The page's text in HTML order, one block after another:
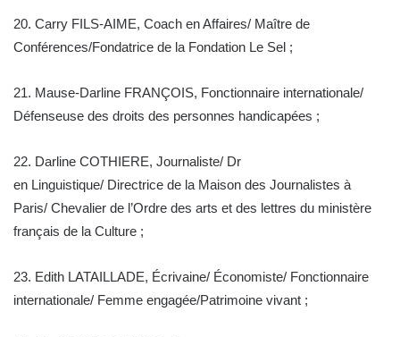
20. Carry FILS-AIME, Coach en Affaires/ Maître de
Conférences/Fondatrice de la Fondation Le Sel ;
21. Mause-Darline FRANÇOIS, Fonctionnaire internationale/
Défenseuse des droits des personnes handicapées ;
22. Darline COTHIERE, Journaliste/ Dr
en Linguistique/ Directrice de la Maison des Journalistes à
Paris/ Chevalier de l’Ordre des arts et des lettres du ministère
français de la Culture ;
23. Edith LATAILLADE, Écrivaine/ Économiste/ Fonctionnaire
internationale/ Femme engagée/Patrimoine vivant ;